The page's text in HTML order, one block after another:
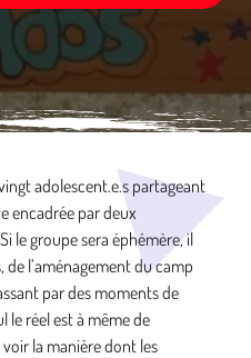
adolescent.e.s partageant
encadrée par deux
le groupe sera éphémère, il
l’aménagement du camp
par des moments de
le réel est à même de
la manière dont les